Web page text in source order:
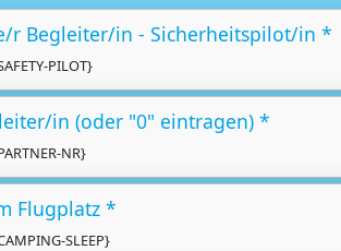
r Begleiter/in - Sicherheitspilot/in *
PILOT}
in (oder "0" eintragen) *
NR}
Flugplatz *
SLEEP}